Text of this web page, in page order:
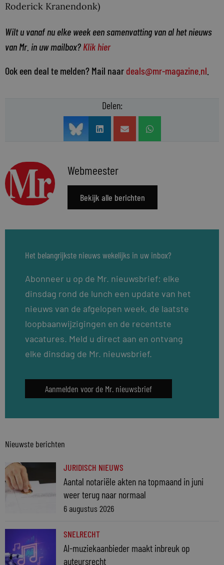
Roderick Kranendonk)
Wilt u vanaf nu elke week een samenvatting van al het nieuws
van Mr. in uw mailbox? Klik hier
Ook een deal te melden? Mail naar deals@mr-magazine.nl
Delen:
Webmeester
Bekijk alle berichten
Het belangrijkste nieuws wekelijks in uw inbox?
Abonneer u op de Mr. nieuwsbrief: elke
dinsdag rond de lunch een update van het
nieuws van de afgelopen week, de laatste
loopbaanwijzigingen en de recentste
vacatures. Meld u direct aan en ontvang
elke dinsdag de Mr. nieuwsbrief.
Aanmelden voor de Mr. nieuwsbrief
Nieuwste berichten
JURIDISCH NIEUWS
Aantal notariële akten na topmaand in juni
weer terug naar normaal
6 augustus 2026
SNELRECHT
AI-muziekaanbieder maakt inbreuk op
auteursrecht